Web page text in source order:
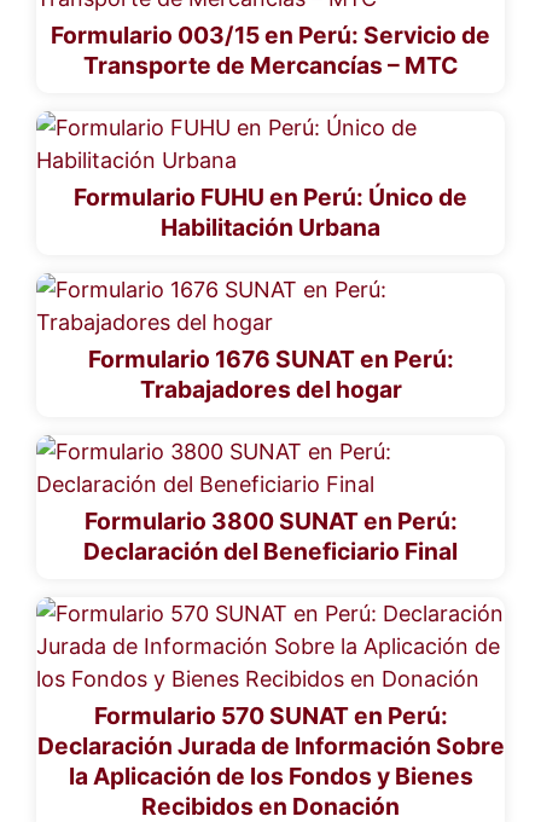
Formulario 003/15 en Perú: Servicio de
Transporte de Mercancías – MTC
Formulario FUHU en Perú: Único de
Habilitación Urbana
Formulario 1676 SUNAT en Perú:
Trabajadores del hogar
Formulario 3800 SUNAT en Perú:
Declaración del Beneficiario Final
Formulario 570 SUNAT en Perú:
Declaración Jurada de Información Sobre
la Aplicación de los Fondos y Bienes
Recibidos en Donación